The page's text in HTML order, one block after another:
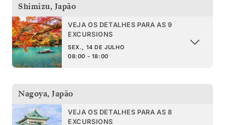
Shimizu, Japão
VEJA OS DETALHES PARA AS 9
EXCURSIONS
SEX., 14 DE JULHO
08:00 - 18:00
Nagoya, Japão
VEJA OS DETALHES PARA AS 8
EXCURSIONS